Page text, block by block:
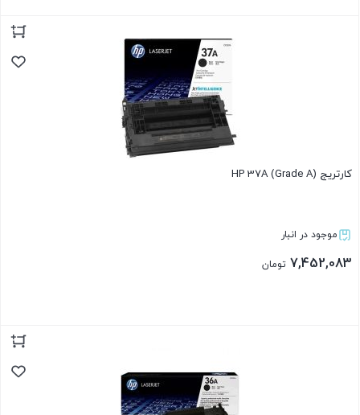
کارتریج HP 37A (Grade A)
موجود در انبار
7,452,083 تومان